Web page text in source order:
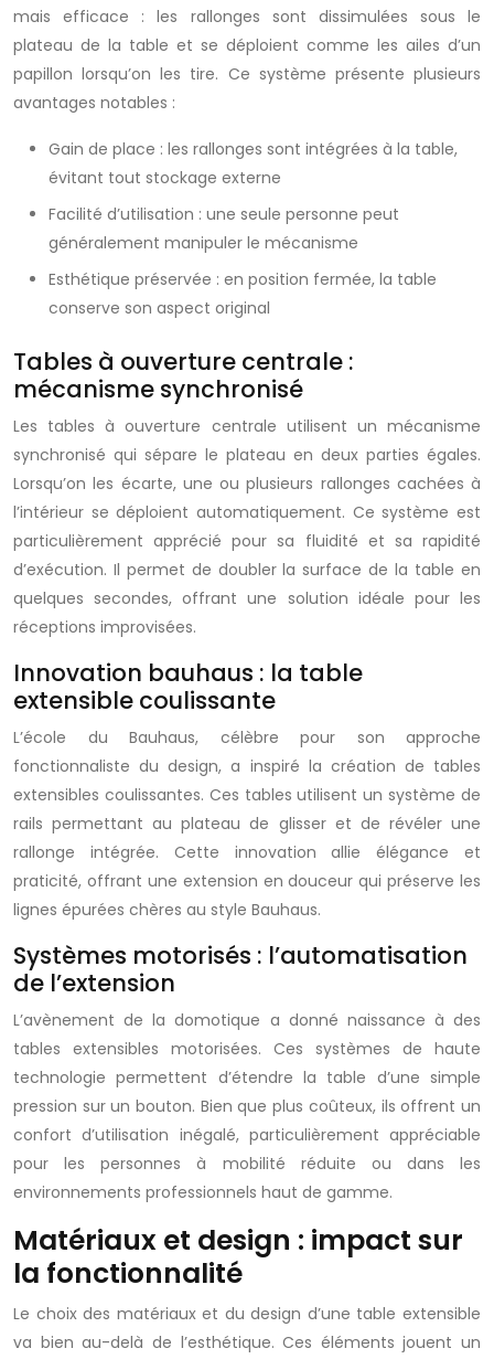
mais efficace : les rallonges sont dissimulées sous le
plateau de la table et se déploient comme les ailes d’un
papillon lorsqu’on les tire. Ce système présente plusieurs
avantages notables :
Gain de place : les rallonges sont intégrées à la table,
évitant tout stockage externe
Facilité d’utilisation : une seule personne peut
généralement manipuler le mécanisme
Esthétique préservée : en position fermée, la table
conserve son aspect original
Tables à ouverture centrale :
mécanisme synchronisé
Les tables à ouverture centrale utilisent un mécanisme
synchronisé qui sépare le plateau en deux parties égales.
Lorsqu’on les écarte, une ou plusieurs rallonges cachées à
l’intérieur se déploient automatiquement. Ce système est
particulièrement apprécié pour sa fluidité et sa rapidité
d’exécution. Il permet de doubler la surface de la table en
quelques secondes, offrant une solution idéale pour les
réceptions improvisées.
Innovation bauhaus : la table
extensible coulissante
L’école du Bauhaus, célèbre pour son approche
fonctionnaliste du design, a inspiré la création de tables
extensibles coulissantes. Ces tables utilisent un système de
rails permettant au plateau de glisser et de révéler une
rallonge intégrée. Cette innovation allie élégance et
praticité, offrant une extension en douceur qui préserve les
lignes épurées chères au style Bauhaus.
Systèmes motorisés : l’automatisation
de l’extension
L’avènement de la domotique a donné naissance à des
tables extensibles motorisées. Ces systèmes de haute
technologie permettent d’étendre la table d’une simple
pression sur un bouton. Bien que plus coûteux, ils offrent un
confort d’utilisation inégalé, particulièrement appréciable
pour les personnes à mobilité réduite ou dans les
environnements professionnels haut de gamme.
Matériaux et design : impact sur
la fonctionnalité
Le choix des matériaux et du design d’une table extensible
va bien au-delà de l’esthétique. Ces éléments jouent un